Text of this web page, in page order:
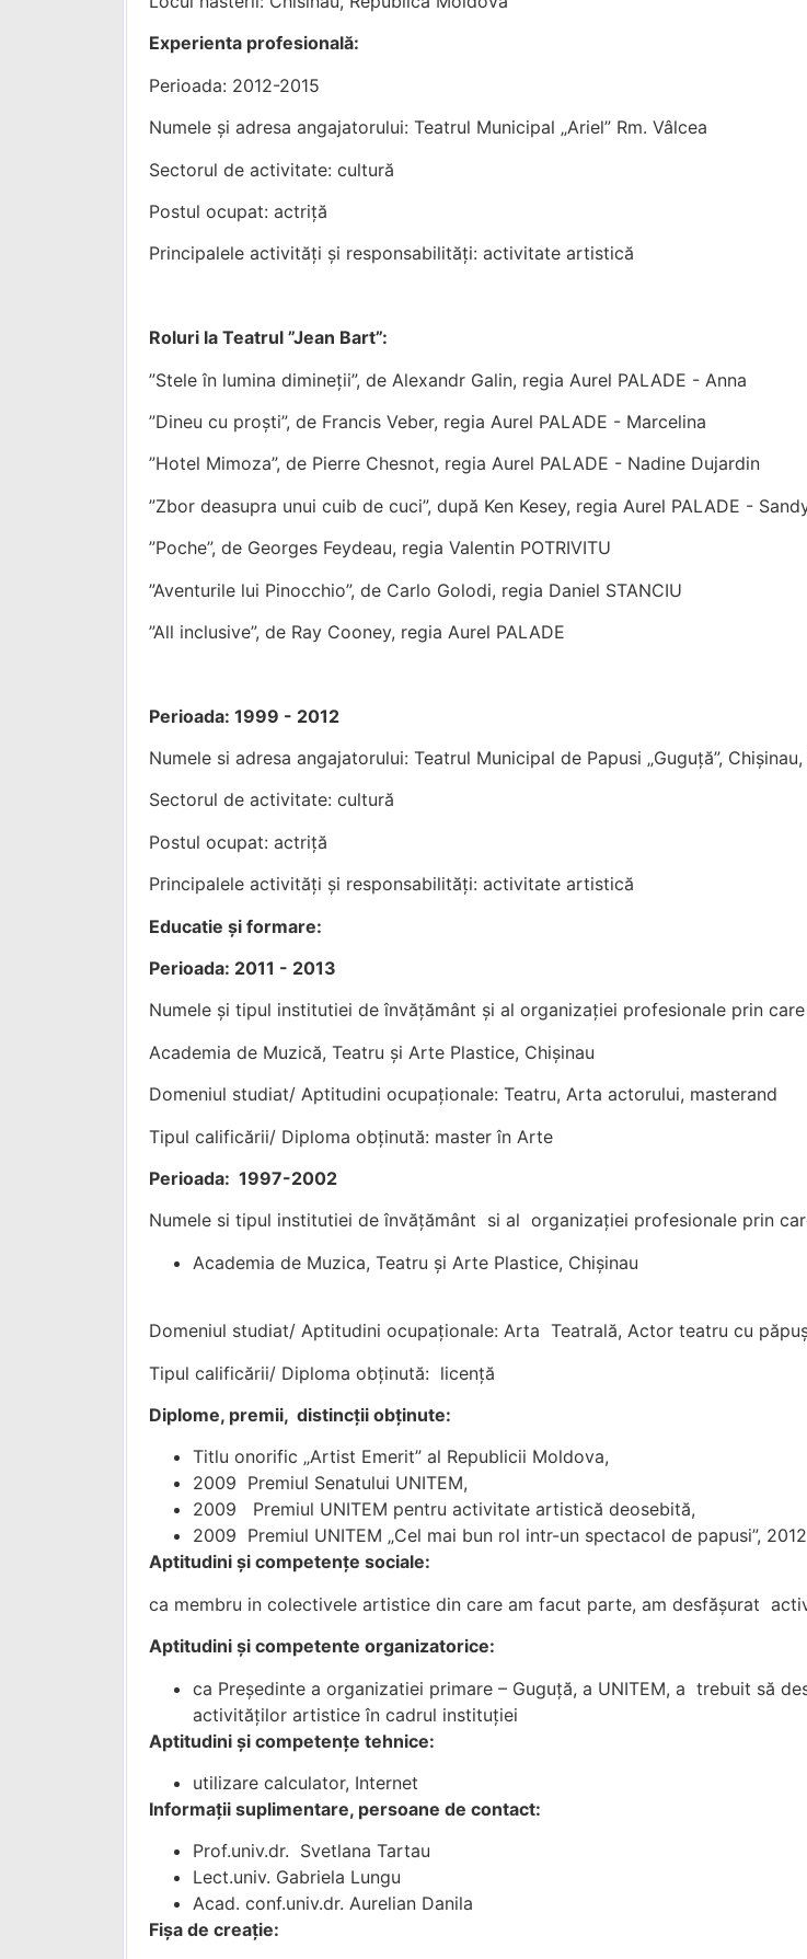
Experienta profesională:
Perioada: 2012-2015
Numele și adresa angajatorului: Teatrul Municipal „Ariel” Rm. Vâlcea
Sectorul de activitate: cultură
Postul ocupat: actriță
Principalele activități și responsabilități: activitate artistică
Roluri la Teatrul ”Jean Bart”:
”Stele în lumina dimineții”, de Alexandr Galin, regia Aurel PALADE - Anna
”Dineu cu proști”, de Francis Veber, regia Aurel PALADE - Marcelina
”Hotel Mimoza”, de Pierre Chesnot, regia Aurel PALADE - Nadine Dujardin
”Zbor deasupra unui cuib de cuci”, după Ken Kesey, regia Aurel PALADE -
”Poche”, de Georges Feydeau, regia Valentin POTRIVITU
”Aventurile lui Pinocchio”, de Carlo Golodi, regia Daniel STANCIU
”All inclusive”, de Ray Cooney, regia Aurel PALADE
Perioada: 1999 - 2012
Numele si adresa angajatorului: Teatrul Municipal de Papusi „Guguță”,
Sectorul de activitate: cultură
Postul ocupat: actriță
Principalele activități și responsabilități: activitate artistică
Educatie și formare:
Perioada: 2011 - 2013
Numele și tipul institutiei de învățământ și al organizației profesionale prin
Academia de Muzică, Teatru și Arte Plastice, Chișinau
Domeniul studiat/ Aptitudini ocupaționale: Teatru, Arta actorului, masterand
Tipul calificării/ Diploma obținută: master în Arte
Perioada: 1997-2002
Numele si tipul institutiei de învățământ si al organizației profesionale prin
Academia de Muzica, Teatru și Arte Plastice, Chișinau
Domeniul studiat/ Aptitudini ocupaționale: Arta Teatrală, Actor teatru cu
Tipul calificării/ Diploma obținută: licență
Diplome, premii, distincții obținute:
Titlu onorific „Artist Emerit” al Republicii Moldova,
2009 Premiul Senatului UNITEM,
2009 Premiul UNITEM pentru activitate artistică deosebită,
2009 Premiul UNITEM „Cel mai bun rol intr-un spectacol de papusi”, 2012
Aptitudini și competențe sociale:
ca membru in colectivele artistice din care am facut parte, am desfășurat
Aptitudini și competente organizatorice:
ca Președinte a organizatiei primare – Guguță, a UNITEM, a trebuit să
activităților artistice în cadrul instituției
Aptitudini și competențe tehnice:
utilizare calculator, Internet
Informații suplimentare, persoane de contact:
Prof.univ.dr. Svetlana Tartau
Lect.univ. Gabriela Lungu
Acad. conf.univ.dr. Aurelian Danila
Fișa de creație: